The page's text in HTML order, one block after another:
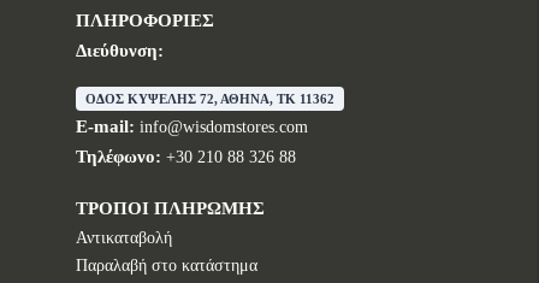
ΠΛΗΡΟΦΟΡΙΕΣ
Διεύθυνση:
ΟΔΟΣ ΚΥΨΕΛΗΣ 72, ΑΘΗΝΑ, TK 11362
E-mail: info@wisdomstores.com
Τηλέφωνο: +30 210 88 326 88
ΤΡΟΠΟΙ ΠΛΗΡΩΜΗΣ
Αντικαταβολή
Παραλαβή στο κατάστημα